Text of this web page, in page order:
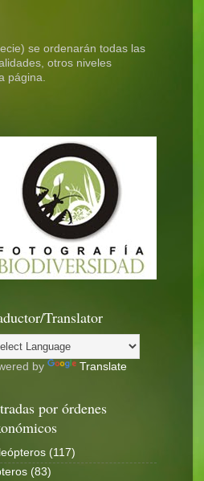
se ordenarán todas las
otros niveles
página.
Translator
by Translate
por órdenes
(117)
(83)